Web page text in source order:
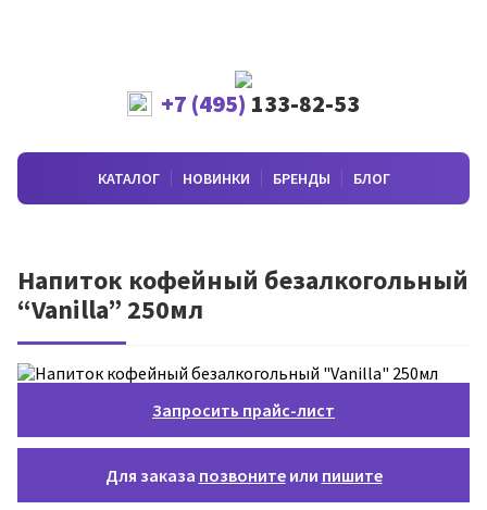
+7 (495) 133-82-53
КАТАЛОГ НОВИНКИ БРЕНДЫ БЛОГ
Напиток кофейный безалкогольный
“Vanilla” 250мл
Запросить прайс-лист
Для заказа позвонитеили пишите